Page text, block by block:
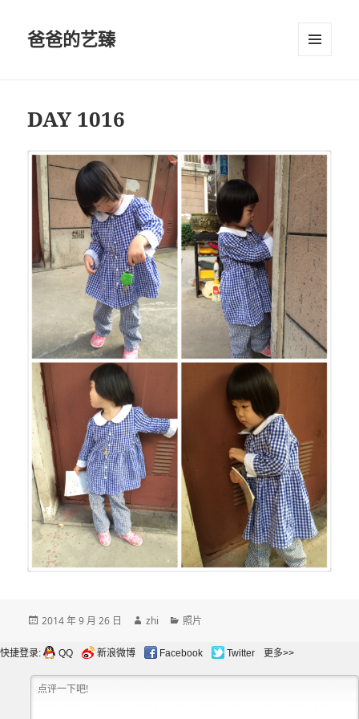
爸爸的艺臻
DAY 1016
发
于
2014 年 9 月 26 日
作
zhi
分
照片
快捷登录: QQ 新浪微博 Facebook Twitter 更多>>